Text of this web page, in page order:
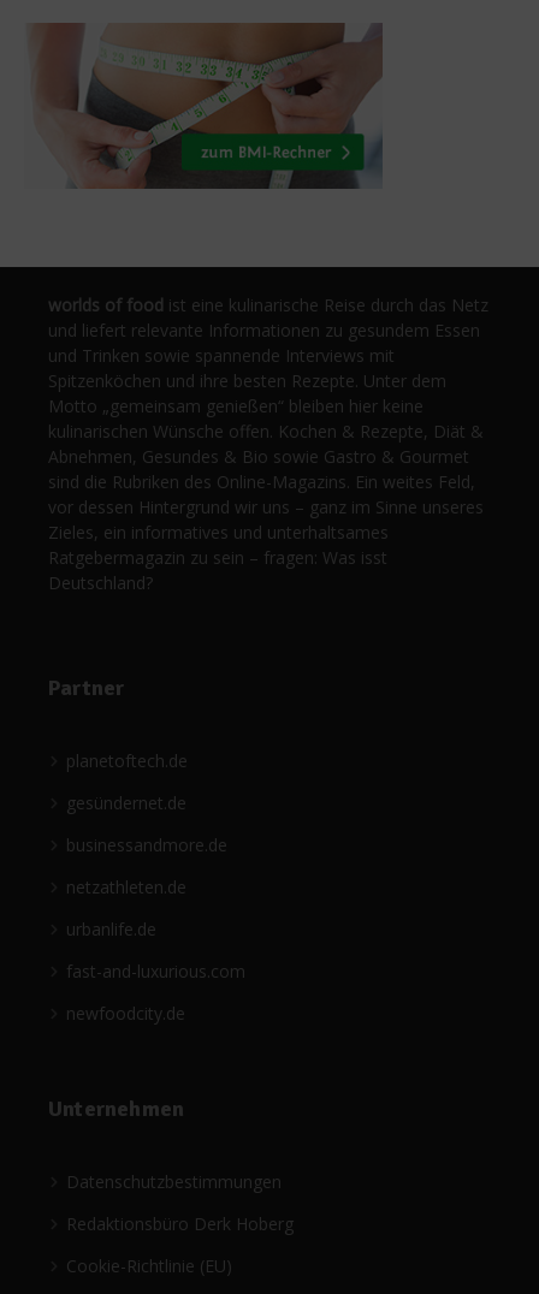
worlds of food ist eine kulinarische Reise durch das Netz
und liefert relevante Informationen zu gesundem Essen
und Trinken sowie spannende Interviews mit
Spitzenköchen und ihre besten Rezepte. Unter dem
Motto „gemeinsam genießen“ bleiben hier keine
kulinarischen Wünsche offen. Kochen & Rezepte, Diät &
Abnehmen, Gesundes & Bio sowie Gastro & Gourmet
sind die Rubriken des Online-Magazins. Ein weites Feld,
vor dessen Hintergrund wir uns – ganz im Sinne unseres
Zieles, ein informatives und unterhaltsames
Ratgebermagazin zu sein – fragen: Was isst
Deutschland?
Partner
planetoftech.de
gesündernet.de
businessandmore.de
netzathleten.de
urbanlife.de
fast-and-luxurious.com
newfoodcity.de
Unternehmen
Datenschutzbestimmungen
Redaktionsbüro Derk Hoberg
Cookie-Richtlinie (EU)